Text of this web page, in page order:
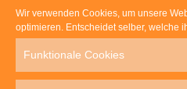
Wir verwenden Cookies, um unsere
optimieren. Entscheidet selber, welche
Funktionale Cookies
Euer direkter
Thomas Rathay